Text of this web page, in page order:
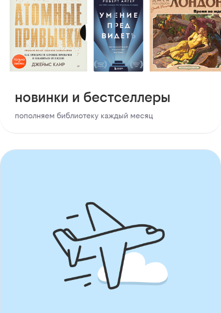
новинки и бестселлеры
пополняем библиотеку каждый месяц